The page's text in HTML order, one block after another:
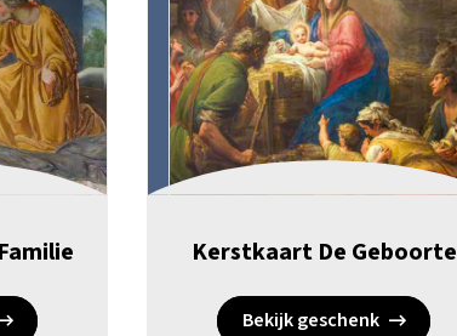
Kerstkaart De Geboorte
Bekijk geschenk